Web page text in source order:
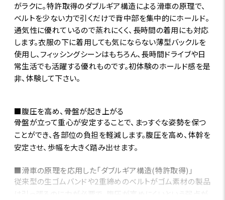
がラクに。特許取得のダブルギア構造による滑車の原理で、
ベルトを少ない力で引くだけで背中部を集中的にホールド。
通気性に優れているので蒸れにくく、長時間の着用にも対応
します。衣服の下に着用しても気にならない薄型バックルを
使用し、フィッシングシーンはもちろん、長時間ドライブや日
常生活でも活躍する優れものです。初体験のホールド感を是
非、体験して下さい。
■腹圧を高め、骨盤が起き上がる
骨盤が立って重心が安定することで、まっすぐな姿勢を保つ
ことができ、各部位の負担を軽減します。腹圧を高め、体幹を
安定させ、歩幅を大きく踏み出せます。
■滑車の原理を応用した「ダブルギア構造(特許取得)」
従来型の生ゴムバンドや2重締めのベルトがゴム素材の製品